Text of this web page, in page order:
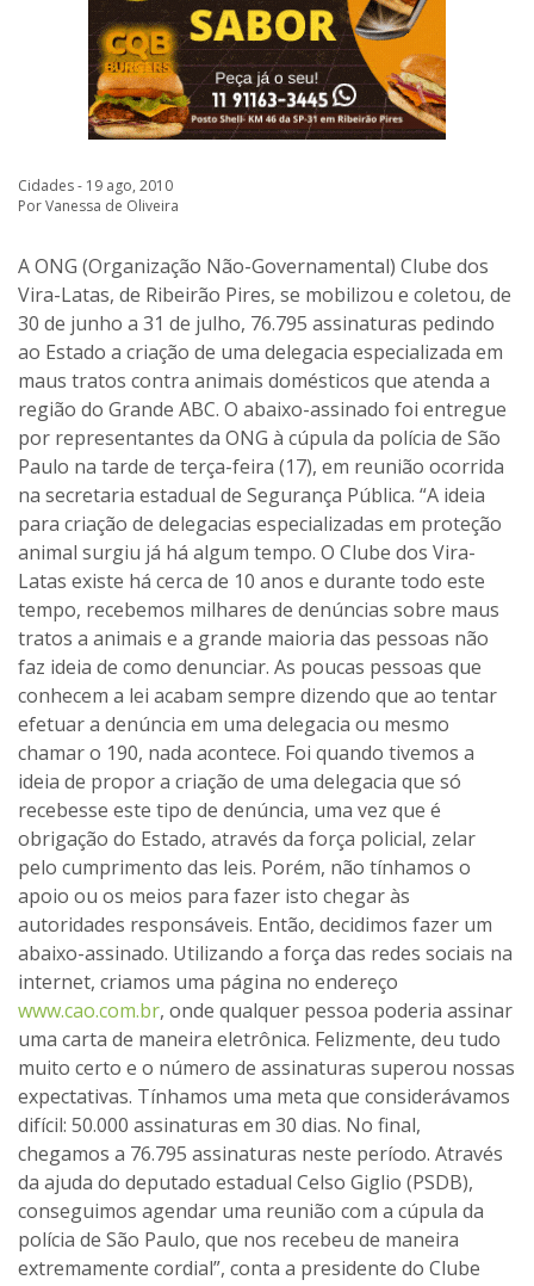
Cidades - 19 ago, 2010
Por Vanessa de Oliveira
A ONG (Organização Não-Governamental) Clube dos
Vira-Latas, de Ribeirão Pires, se mobilizou e coletou, de
30 de junho a 31 de julho, 76.795 assinaturas pedindo
ao Estado a criação de uma delegacia especializada em
maus tratos contra animais domésticos que atenda a
região do Grande ABC. O abaixo-assinado foi entregue
por representantes da ONG à cúpula da polícia de São
Paulo na tarde de terça-feira (17), em reunião ocorrida
na secretaria estadual de Segurança Pública. “A ideia
para criação de delegacias especializadas em proteção
animal surgiu já há algum tempo. O Clube dos Vira-
Latas existe há cerca de 10 anos e durante todo este
tempo, recebemos milhares de denúncias sobre maus
tratos a animais e a grande maioria das pessoas não
faz ideia de como denunciar. As poucas pessoas que
conhecem a lei acabam sempre dizendo que ao tentar
efetuar a denúncia em uma delegacia ou mesmo
chamar o 190, nada acontece. Foi quando tivemos a
ideia de propor a criação de uma delegacia que só
recebesse este tipo de denúncia, uma vez que é
obrigação do Estado, através da força policial, zelar
pelo cumprimento das leis. Porém, não tínhamos o
apoio ou os meios para fazer isto chegar às
autoridades responsáveis. Então, decidimos fazer um
abaixo-assinado. Utilizando a força das redes sociais na
internet, criamos uma página no endereço
www.cao.com.br, onde qualquer pessoa poderia assinar
uma carta de maneira eletrônica. Felizmente, deu tudo
muito certo e o número de assinaturas superou nossas
expectativas. Tínhamos uma meta que considerávamos
difícil: 50.000 assinaturas em 30 dias. No final,
chegamos a 76.795 assinaturas neste período. Através
da ajuda do deputado estadual Celso Giglio (PSDB),
conseguimos agendar uma reunião com a cúpula da
polícia de São Paulo, que nos recebeu de maneira
extremamente cordial”, conta a presidente do Clube